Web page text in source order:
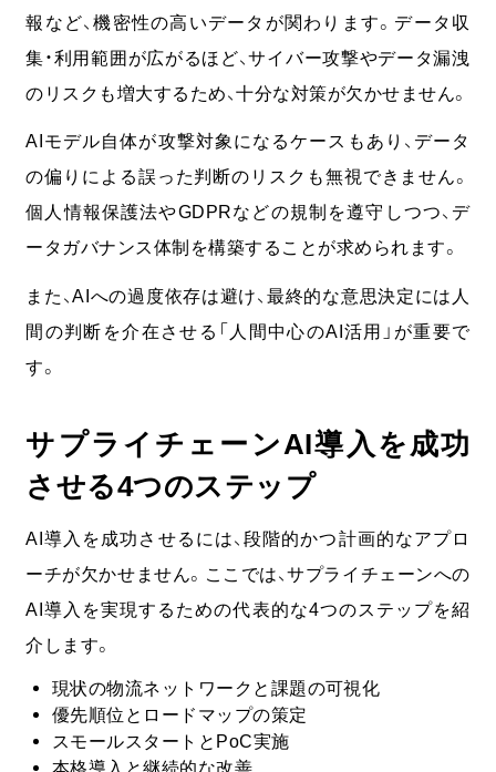
報など、機密性の高いデータが関わります。データ収
集・利用範囲が広がるほど、サイバー攻撃やデータ漏洩
のリスクも増大するため、十分な対策が欠かせません。
AIモデル自体が攻撃対象になるケースもあり、データ
の偏りによる誤った判断のリスクも無視できません。
個人情報保護法やGDPRなどの規制を遵守しつつ、デ
ータガバナンス体制を構築することが求められます。
また、AIへの過度依存は避け、最終的な意思決定には人
間の判断を介在させる「人間中心のAI活用」が重要で
す。
サプライチェーンAI導入を成功
させる4つのステップ
AI導入を成功させるには、段階的かつ計画的なアプロ
ーチが欠かせません。
ここでは、サプライチェーンへの
AI導入を実現するための代表的な4つのステップを紹
介します。
現状の物流ネットワークと課題の可視化
優先順位とロードマップの策定
スモールスタートとPoC実施
本格導入と継続的な改善